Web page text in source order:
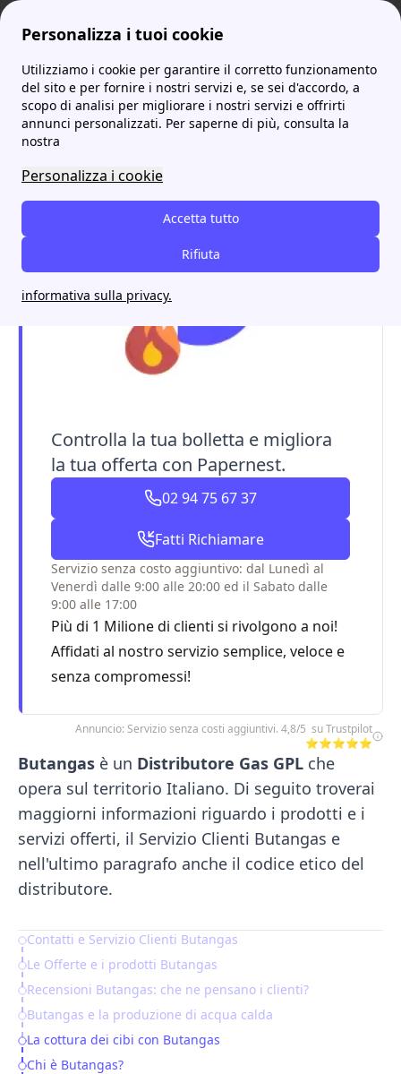
Personalizza i tuoi cookie
Utilizziamo i cookie per garantire il corretto funzionamento
del sito e per fornire i nostri servizi e, se sei d'accordo, a
scopo di analisi per migliorare i nostri servizi e offrirti
annunci personalizzati. Per saperne di più, consulta la
nostra
Personalizza i cookie
Accetta tutto
Rifiuta
informativa sulla privacy.
ProntoBolletta Distributori Butangas: tutto sul distributore gas GPL
Butangas: tutto sul
distributore gas GPL
Controlla la tua bolletta e migliora
la tua offerta con Papernest.
02 94 75 67 37
Fatti Richiamare
Servizio senza costo aggiuntivo: dal Lunedì al
Venerdì dalle 9:00 alle 20:00 ed il Sabato dalle
9:00 alle 17:00
Più di 1 Milione di clienti si rivolgono a noi!
Affidati al nostro servizio semplice, veloce e
senza compromessi!
Annuncio: Servizio senza costi aggiuntivi. 4,8/5 su Trustpilot
⭐⭐⭐⭐⭐
Butangas è un Distributore Gas GPL che
opera sul territorio Italiano. Di seguito troverai
maggiorni informazioni riguardo i prodotti e i
servizi offerti, il Servizio Clienti Butangas e
nell'ultimo paragrafo anche il codice etico del
distributore.
Table of Contents
Contatti e Servizio Clienti Butangas
Le Offerte e i prodotti Butangas
Recensioni Butangas: che ne pensano i clienti?
Butangas e la produzione di acqua calda
La cottura dei cibi con Butangas
Chi è Butangas?